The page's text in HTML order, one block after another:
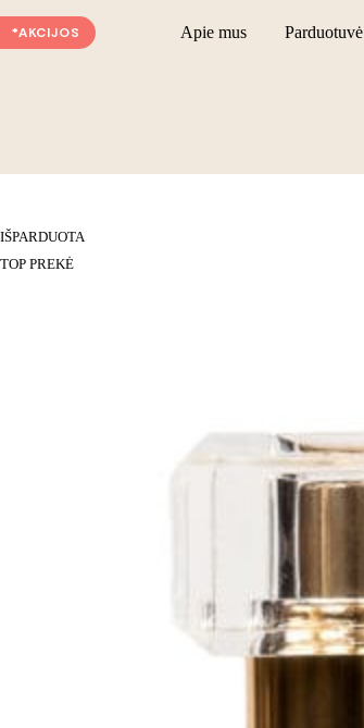
content
*AKCIJOS Apie mus Parduotuvė
IŠPARDUOTA
TOP PREKĖ